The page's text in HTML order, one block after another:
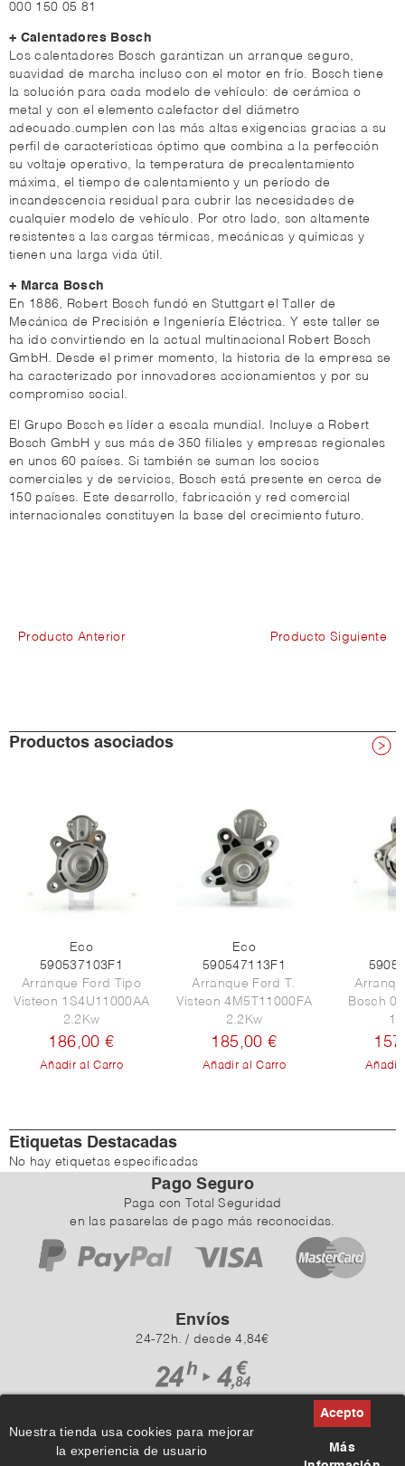
Nuestra tienda usa cookies para mejorar
la experiencia de usuario
Más
000 150 05 81
+ Calentadores Bosch
Los calentadores Bosch garantizan un arranque seguro,
suavidad de marcha incluso con el motor en frío. Bosch tiene
la solución para cada modelo de vehículo: de cerámica o
metal y con el elemento calefactor del diámetro
adecuado.cumplen con las más altas exigencias gracias a su
perfil de características óptimo que combina a la perfección
su voltaje operativo, la temperatura de precalentamiento
máxima, el tiempo de calentamiento y un período de
incandescencia residual para cubrir las necesidades de
cualquier modelo de vehículo. Por otro lado, son altamente
resistentes a las cargas térmicas, mecánicas y químicas y
tienen una larga vida útil.
+ Marca Bosch
En 1886, Robert Bosch fundó en Stuttgart el Taller de
Mecánica de Precisión e Ingeniería Eléctrica. Y este taller se
ha ido convirtiendo en la actual multinacional Robert Bosch
GmbH. Desde el primer momento, la historia de la empresa se
ha caracterizado por innovadores accionamientos y por su
compromiso social.
El Grupo Bosch es líder a escala mundial. Incluye a Robert
Bosch GmbH y sus más de 350 filiales y empresas regionales
en unos 60 países. Si también se suman los socios
comerciales y de servicios, Bosch está presente en cerca de
150 países. Este desarrollo, fabricación y red comercial
internacionales constituyen la base del crecimiento futuro.
Producto Anterior Producto Siguiente
Productos asociados
Eco
590537103F1
Arranque Ford Tipo
Visteon 1S4U11000AA
2.2Kw
186,00 €
Añadir al Carro
Eco
590547113F1
Arranque Ford T.
Visteon 4M5T11000FA
2.2Kw
185,00 €
Añadir al Carro
Bosch
Añadir
Etiquetas Destacadas
No hay etiquetas especificadas
Pago Seguro
Paga con Total Seguridad
en las pasarelas de pago más reconocidas.
Envíos
24-72h. / desde 4,84€